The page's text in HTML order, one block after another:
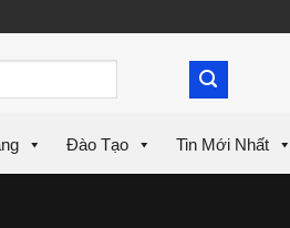
Đào Tạo Tin Mới Nhất